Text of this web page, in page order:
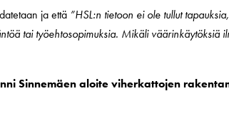
ja että ”HSL:n tietoon ei ole tullut
tai työehtosopimuksia. Mikäli väärinkäytöksiä
Sinnemäen aloite viherkattojen